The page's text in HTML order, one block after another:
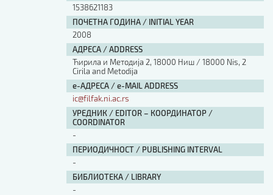
1538621183
ПОЧЕТНА ГОДИНА / INITIAL YEAR
2008
АДРЕСА / ADDRESS
Ћирила и Методија 2, 18000 Ниш / 18000 Nis, 2
Cirila and Metodija
е-АДРЕСА / e-MAIL ADDRESS
ic@filfak.ni.ac.rs
УРЕДНИК / EDITOR – КООРДИНАТОР /
COORDINATOR
-
ПЕРИОДИЧНОСТ / PUBLISHING INTERVAL
-
БИБЛИОТЕКА / LIBRARY
-